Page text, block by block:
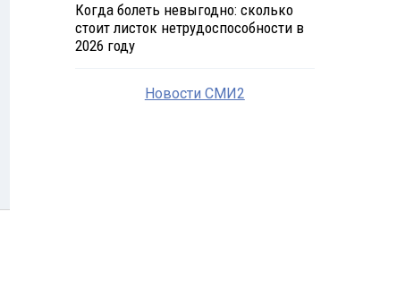
Когда болеть невыгодно: сколько
стоит листок нетрудоспособности в
2026 году
Новости СМИ2